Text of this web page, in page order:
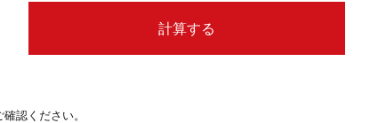
計算する
認ください。